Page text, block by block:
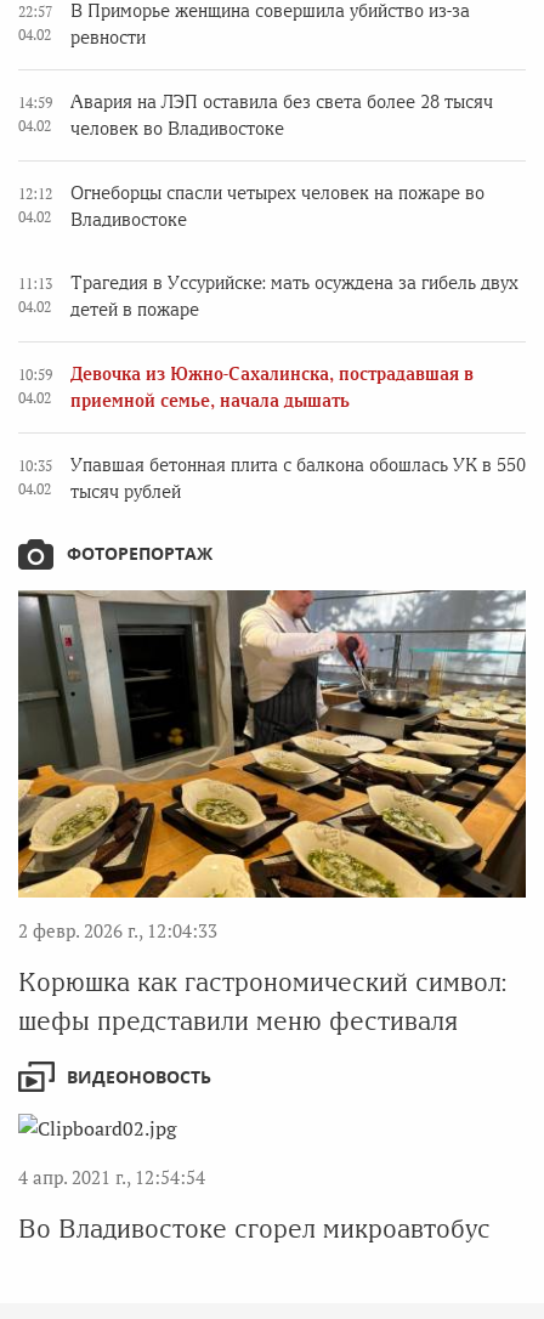
22:57
04.02
В Приморье женщина совершила убийство из-за
ревности
14:59
04.02
Авария на ЛЭП оставила без света более 28 тысяч
человек во Владивостоке
12:12
04.02
Огнеборцы спасли четырех человек на пожаре во
Владивостоке
11:13
04.02
Трагедия в Уссурийске: мать осуждена за гибель двух
детей в пожаре
10:59
04.02
Девочка из Южно-Сахалинска, пострадавшая в
приемной семье, начала дышать
10:35
04.02
Упавшая бетонная плита с балкона обошлась УК в 550
тысяч рублей
ФОТОРЕПОРТАЖ
2 февр. 2026 г., 12:04:33
Корюшка как гастрономический символ:
шефы представили меню фестиваля
ВИДЕОНОВОСТЬ
4 апр. 2021 г., 12:54:54
Во Владивостоке сгорел микроавтобус